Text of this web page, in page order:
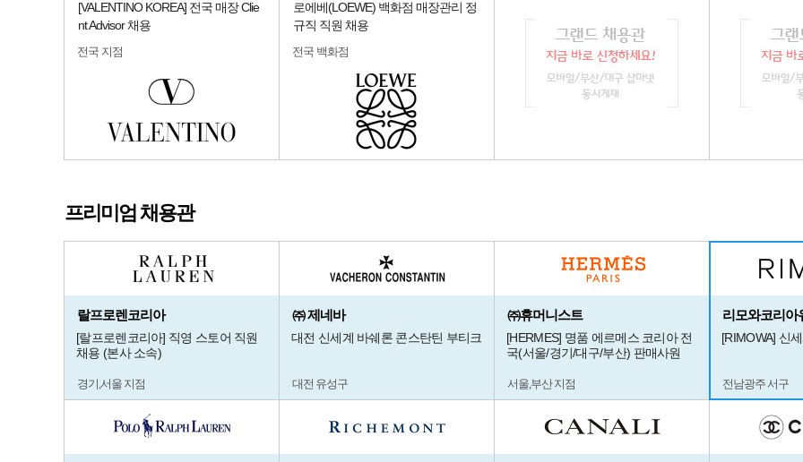
[VALENTINO KOREA] 전국 매장 Clie
nt Advisor 채용
전국 지점
로에베(LOEWE) 백화점 매장관리 정
규직 직원 채용
전국 백화점
프리미엄 채용관
랄프로렌코리아
[랄프로렌코리아] 직영 스토어 직원
채용 (본사 소속)
경기,서울 지점
㈜ 제네바
대전 신세계 바쉐론 콘스탄틴 부티크
대전 유성구
㈜휴머니스트
[HERMES] 명품 에르메스 코리아 전
국(서울/경기/대구/부산) 판매사원
서울,부산 지점
리모와코리아
[RIMOWA] 신
전남광주 서구